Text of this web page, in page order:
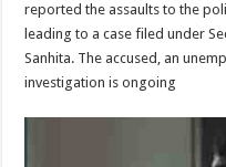
reported the assaults to the
leading to a case filed under
Sanhita. The accused, an
investigation is ongoing